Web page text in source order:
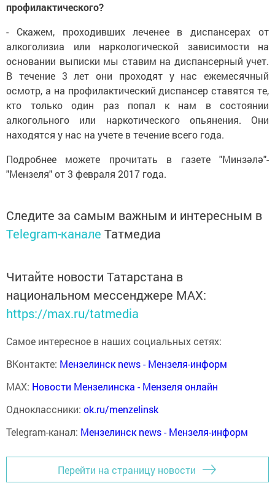
профилактического?
- Скажем, проходивших леченее в диспансерах от
алкоголизиа или наркологической зависимости на
основании выписки мы ставим на диспансерный учет.
В течение 3 лет они проходят у нас ежемесячный
осмотр, а на профилактический диспансер ставятся те,
кто только один раз попал к нам в состоянии
алкогольного или наркотического опьянения. Они
находятся у нас на учете в течение всего года.
Подробнее можете прочитать в газете "Минзәлә"-
"Мензеля" от 3 февраля 2017 года.
Следите за самым важным и интересным в
Telegram-канале Татмедиа
Читайте новости Татарстана в
национальном мессенджере MАХ:
https://max.ru/tatmedia
Самое интересное в наших социальных сетях:
ВКонтакте: Мензелинск news - Мензеля-информ
MAX: Новости Мензелинска - Мензеля онлайн
Одноклассники: ok.ru/menzelinsk
Telegram-канал: Мензелинск news - Мензеля-информ
Перейти на страницу новости